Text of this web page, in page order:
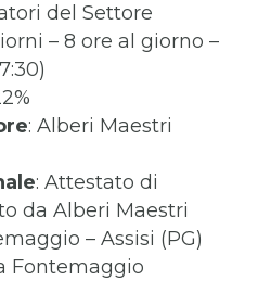
del Settore
– 8 ore al giorno –
: Alberi Maestri
: Attestato di
da Alberi Maestri
– Assisi (PG)
Fontemaggio